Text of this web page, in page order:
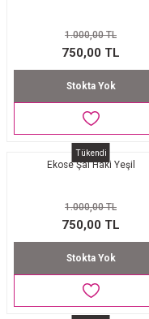
1.000,00 TL
750,00 TL
Stokta Yok
Tükendi
Ekose Şal Haki Yeşil
1.000,00 TL
750,00 TL
Stokta Yok